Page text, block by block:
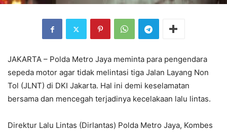
JAKARTA – Polda Metro Jaya meminta para pengendara
sepeda motor agar tidak melintasi tiga Jalan Layang Non
Tol (JLNT) di DKI Jakarta. Hal ini demi keselamatan
bersama dan mencegah terjadinya kecelakaan lalu lintas.
Direktur Lalu Lintas (Dirlantas) Polda Metro Jaya, Kombes